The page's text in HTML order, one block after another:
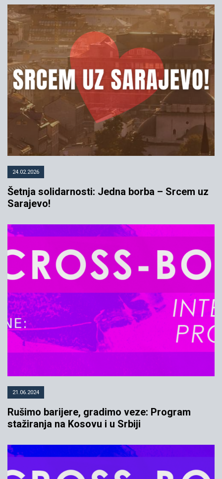
YIHR Kosovo: Memorijalna šetnja
za nestala lica na Kosovu
YIHR
24.02.2026
Šetnja solidarnosti: Jedna borba – Srcem uz
Sarajevo!
21.06.2024
Rušimo barijere, gradimo veze: Program
stažiranja na Kosovu i u Srbiji